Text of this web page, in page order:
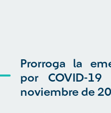
Prorroga la
por COVID-
noviembre de